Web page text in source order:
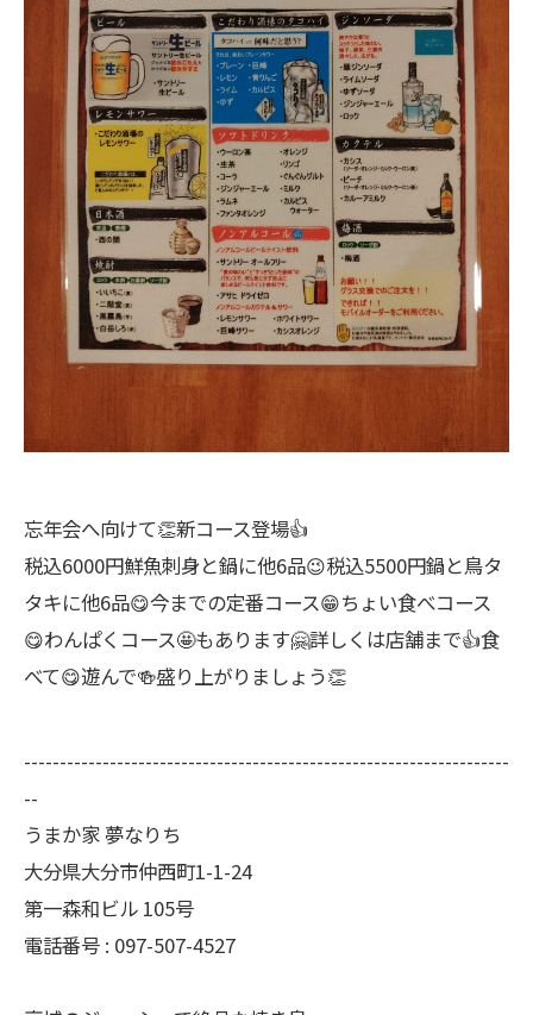
忘年会へ向けて👏新コース登場👍
税込6000円鮮魚刺身と鍋に他6品😉税込5500円鍋と鳥タ
タキに他6品😋今までの定番コース😁ちょい食べコース
😋わんぱくコース🤩もあります🤗詳しくは店舗まで👍食
べて😋遊んで🍻盛り上がりましょう👏
--------------------------------------------------------------------
--
うまか家 夢なりち
大分県大分市仲西町1-1-24
第一森和ビル 105号
電話番号 : 097-507-4527